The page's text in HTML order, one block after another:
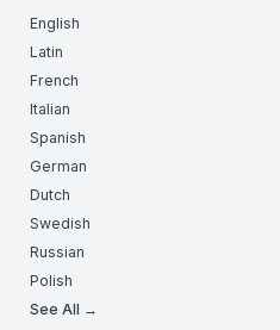
English
Latin
French
Italian
Spanish
German
Dutch
Swedish
Russian
Polish
See All →